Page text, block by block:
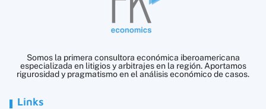
Somos la primera consultora económica iberoamericana
especializada en litigios y arbitrajes en la región. Aportamos
rigurosidad y pragmatismo en el análisis económico de casos.
Links